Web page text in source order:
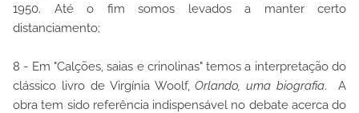
1950. Até o fim somos levados a manter certo
distanciamento;
8 - Em "Calções, saias e crinolinas" temos a interpretação do
clássico livro de Virgínia Woolf,Orlando, uma biografia. A
obra tem sido referência indispensável no debate acerca do